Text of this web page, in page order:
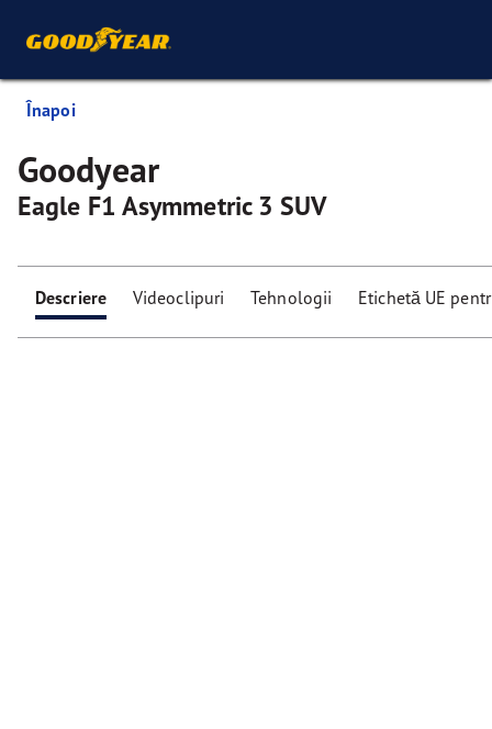
Înapoi
Goodyear
Eagle F1 Asymmetric 3 SUV
Descriere Videoclipuri Tehnologii Etichetă UE